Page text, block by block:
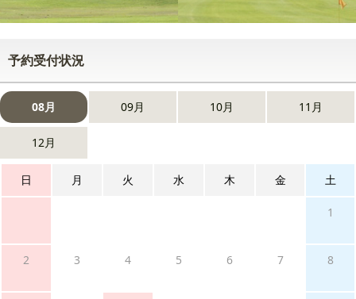
予約受付状況
08月 09月 10月 11月
12月
日 月 火 水 木 金 土
1
2 3 4 5 6 7 8